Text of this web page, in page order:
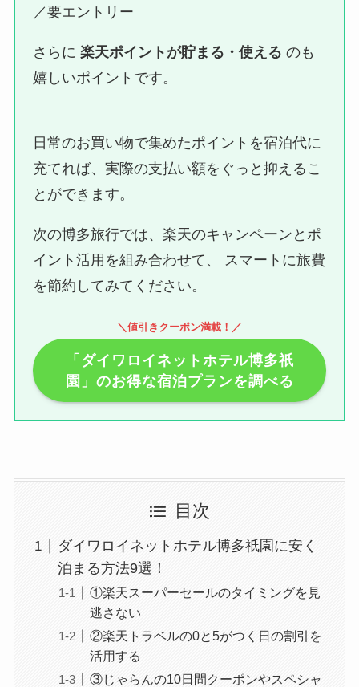
／要エントリー
さらに楽天ポイントが貯まる・使える のも
嬉しいポイントです。
日常のお買い物で集めたポイントを宿泊代に
充てれば、実際の支払い額をぐっと抑えるこ
とができます。
次の博多旅行では、楽天のキャンペーンとポ
イント活用を組み合わせて、 スマートに旅費
を節約してみてください。
＼値引きクーポン満載！／
「ダイワロイネットホテル博多祇
園」のお得な宿泊プランを調べる
目次
ダイワロイネットホテル博多祇園に安く
泊まる方法9選！
①楽天スーパーセールのタイミングを見
逃さない
②楽天トラベルの0と5がつく日の割引を
活用する
③じゃらんの10日間クーポンやスペシャ